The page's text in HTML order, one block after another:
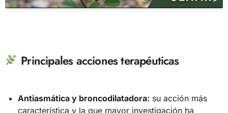
Principales acciones terapéuticas
Antiasmática y broncodilatadora: su acción más
característica y la que mayor investigación ha